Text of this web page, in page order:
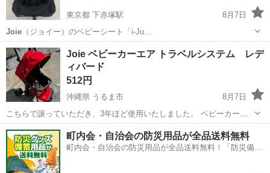
東京都 下赤塚駅
8月7日
Joie（ジョイー）のベビーシート「i-Ju…
東京 板橋区 下赤塚駅 ベビー用品
Joie ベビーカーエア トラベルシステム レデ
ィバード
512円
沖縄県 うるま市
8月7日
こちらで譲っていただき、3年ほど使用いたしました。 ベビーカーの
みとなります。 細かな傷あります。 中古品なのでご理解いただけるか
たのみ取引お願いします。 ノークレームノーリターンでお願いしま
す。 早めに取引出来る方優先にな...
沖縄 うるま市 ベビー用品
町内会・自治会の防災用品が全品送料無料
町内会・自治会の防災用品が全品送料無料！「防災備蓄